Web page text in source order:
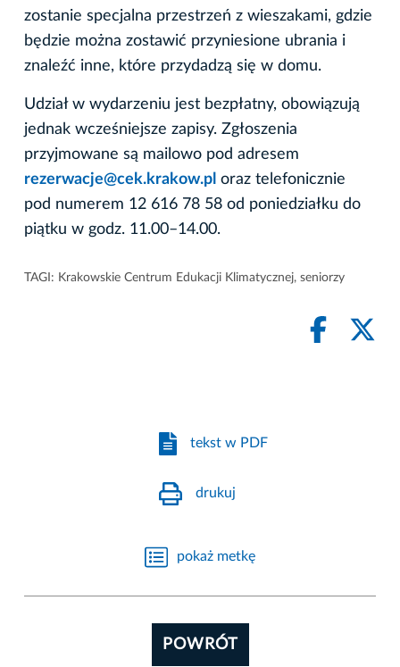
zostanie specjalna przestrzeń z wieszakami, gdzie
będzie można zostawić przyniesione ubrania i
znaleźć inne, które przydadzą się w domu.
Udział w wydarzeniu jest bezpłatny, obowiązują
jednak wcześniejsze zapisy. Zgłoszenia
przyjmowane są mailowo pod adresem
rezerwacje@cek.krakow.pl oraz telefonicznie
pod numerem 12 616 78 58 od poniedziałku do
piątku w godz. 11.00–14.00.
TAGI: Krakowskie Centrum Edukacji Klimatycznej, seniorzy
tekst w PDF
drukuj
pokaż metkę
POWRÓT